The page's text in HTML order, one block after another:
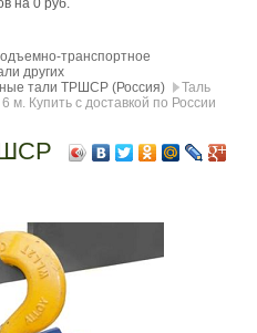
на 0 руб.
транспортное
других
тали ТРШСР (Россия)
Таль
Купить с доставкой по России